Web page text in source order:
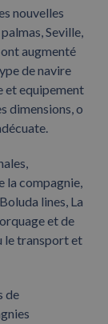
nouvelles
Seville,
augmenté
de navire
et equipement
dimensions, o
la compagnie,
lines, La
et de
le transport et
de